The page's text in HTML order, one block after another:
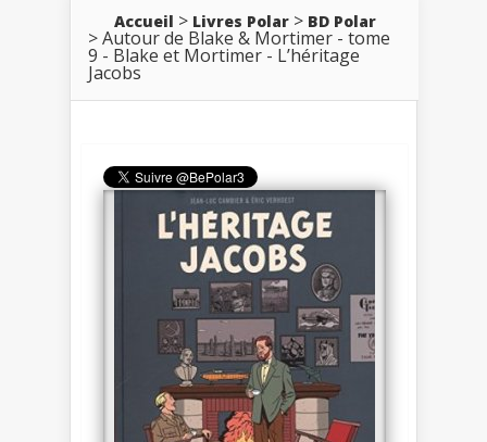
Accueil Livres Polar BD Polar
Autour de Blake & Mortimer - tome
9 - Blake et Mortimer - L’héritage
Jacobs